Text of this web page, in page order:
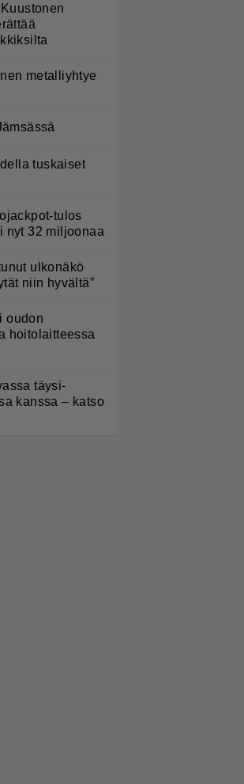
metalliyhtye
tuskaiset
tulos
nyt 32 miljoonaa
ulkonäkö
niin hyvältä”
oudon
hoitolaitteessa
täysi-
kanssa – katso